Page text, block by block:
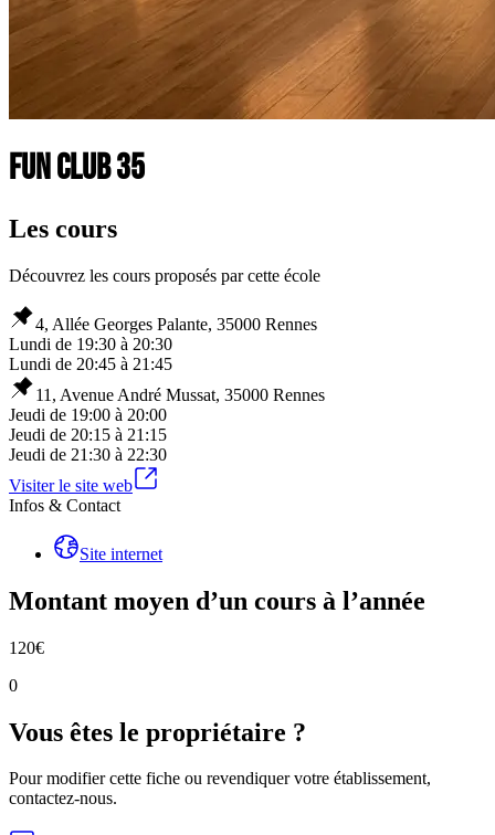
Fun Club 35
Les cours
Découvrez les cours proposés par cette école
4, Allée Georges Palante, 35000 Rennes
Lundi de 19:30 à 20:30
Lundi de 20:45 à 21:45
11, Avenue André Mussat, 35000 Rennes
Jeudi de 19:00 à 20:00
Jeudi de 20:15 à 21:15
Jeudi de 21:30 à 22:30
Visiter le site web
Infos & Contact
Site internet
Montant moyen d’un cours à l’année
120€
0
Vous êtes le propriétaire ?
Pour modifier cette fiche ou revendiquer votre établissement,
contactez-nous.